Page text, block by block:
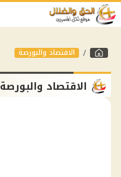
الاقتصاد والبورصة
الاقتصاد والبورصة